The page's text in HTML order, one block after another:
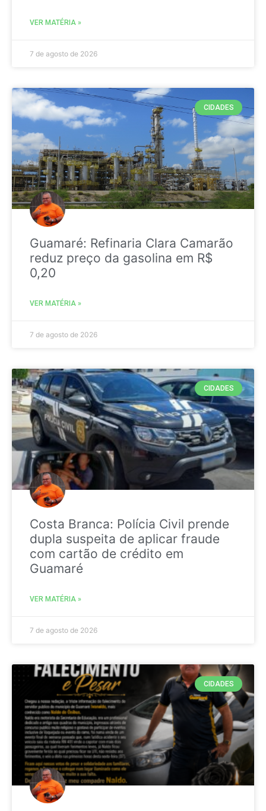
VER MATÉRIA »
7 de agosto de 2026
CIDADES
Guamaré: Refinaria Clara Camarão
reduz preço da gasolina em R$
0,20
VER MATÉRIA »
7 de agosto de 2026
CIDADES
Costa Branca: Polícia Civil prende
dupla suspeita de aplicar fraude
com cartão de crédito em
Guamaré
VER MATÉRIA »
7 de agosto de 2026
CIDADES